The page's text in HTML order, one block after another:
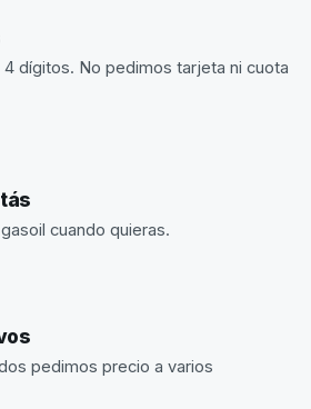
4 dígitos. No pedimos tarjeta ni cuota
cuando quieras.
pedimos precio a varios